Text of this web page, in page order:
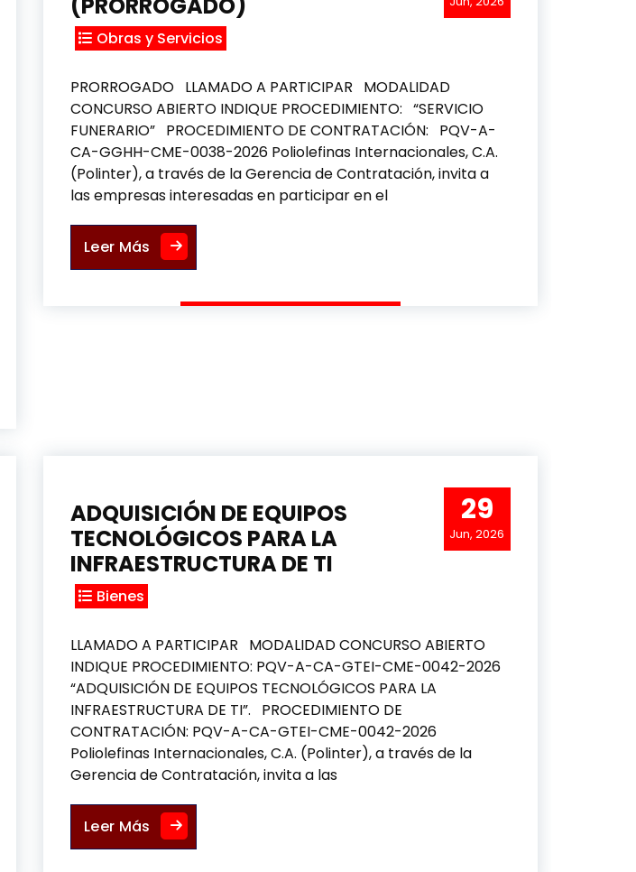
MANUAL Y AUTOMATICA; PARA MEJORA DE FLOTA DE POLINTER: PLAN DE
(PRORROGADO)
Obras y Servicios
PRORROGADO LLAMADO A PARTICIPAR MODALIDAD
CONCURSO ABIERTO INDIQUE PROCEDIMIENTO: “SERVICIO
FUNERARIO” PROCEDIMIENTO DE CONTRATACIÓN: PQV-A-
CA-GGHH-CME-0038-2026 Poliolefinas Internacionales, C.A.
(Polinter), a través de la Gerencia de Contratación, invita a
las empresas interesadas en participar en el
Leer Más SERVICIO FUNERARIO (PRORROGADO)
29
Jun, 2026
ADQUISICIÓN DE EQUIPOS
TECNOLÓGICOS PARA LA
INFRAESTRUCTURA DE TI
Bienes
LLAMADO A PARTICIPAR MODALIDAD CONCURSO ABIERTO
INDIQUE PROCEDIMIENTO: PQV-A-CA-GTEI-CME-0042-2026
“ADQUISICIÓN DE EQUIPOS TECNOLÓGICOS PARA LA
INFRAESTRUCTURA DE TI”. PROCEDIMIENTO DE
CONTRATACIÓN: PQV-A-CA-GTEI-CME-0042-2026
Poliolefinas Internacionales, C.A. (Polinter), a través de la
Gerencia de Contratación, invita a las
Leer Más ADQUISICIÓN DE EQUIPOS TECNOLÓGICOS PARA LA